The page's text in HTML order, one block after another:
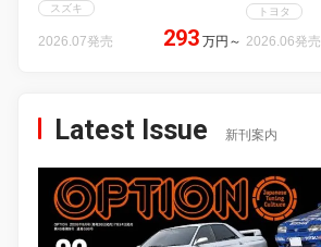
スズキ
2026.07発売 293 万円 ～
トヨタ
2026.06発売
Latest Issue 新刊案内